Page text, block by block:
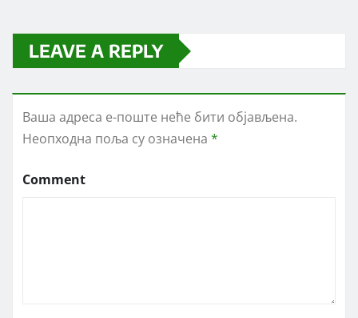
LEAVE A REPLY
Ваша адреса е-поште неће бити објављена.
Неопходна поља су означена *
Comment